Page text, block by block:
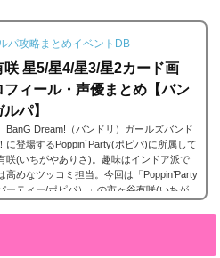
ドは各キャラクターの詳細にあり、解放す
パ攻略まとめイベントDB
咲 星5/星4/星3/星2カード画
フィール・声優まとめ【バン
パ】
BanG Dream!（バンドリ）ガールズバンド
に登場するPoppin`Party(ポピパ)に所属して
咲(いちがやありさ)。趣味はインドア派で
高めなツッコミ担当。今回は「Poppin’Party
ーティー/ポピパ）」の市ヶ谷有咲(いちが